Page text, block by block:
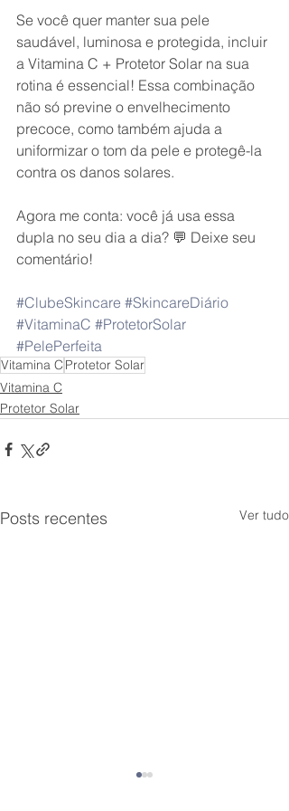
Se você quer manter sua pele
saudável, luminosa e protegida, incluir
a Vitamina C + Protetor Solar na sua
rotina é essencial! Essa combinação
não só previne o envelhecimento
precoce, como também ajuda a
uniformizar o tom da pele e protegê-la
contra os danos solares.
Agora me conta: você já usa essa
dupla no seu dia a dia? 💬 Deixe seu
comentário!
#ClubeSkincare #SkincareDiário
#VitaminaC #ProtetorSolar
#PelePerfeita
Vitamina C Protetor Solar
Vitamina C
Protetor Solar
Posts recentes Ver tudo